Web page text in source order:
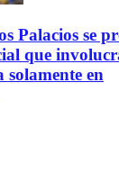
Palacios se
que
solamente en